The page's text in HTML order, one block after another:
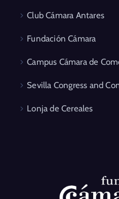
Club Cámara Antares
Fundación Cámara
Campus Cámara de
Sevilla Congress and
Lonja de Cereales